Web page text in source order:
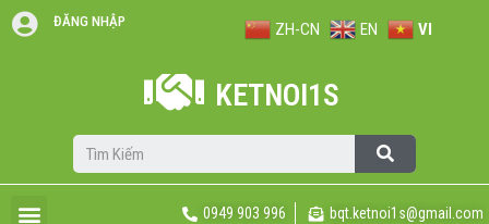
ĐĂNG NHẬP ZH-CN EN VI
KETNOI1S
0949 903 996 bqt.ketnoi1s@gmail.com